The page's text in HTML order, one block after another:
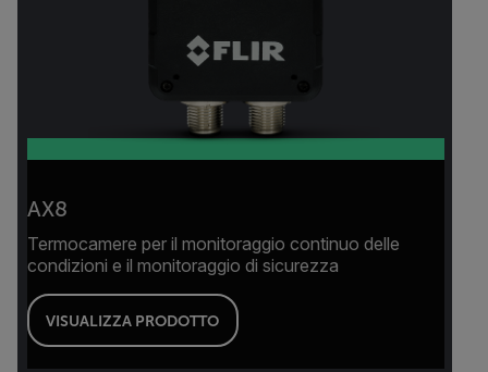
AX8
Termocamere per il monitoraggio continuo delle
condizioni e il monitoraggio di sicurezza
VISUALIZZA PRODOTTO